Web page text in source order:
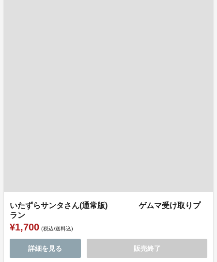
いたずらサンタさん(通常版) ゲムマ受け取りプ
ラン
¥1,700 (税込/送料込)
詳細を見る 販売終了